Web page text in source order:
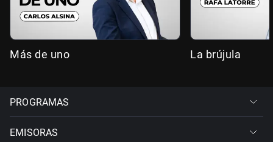
Más de uno La brújula
PROGRAMAS
EMISORAS